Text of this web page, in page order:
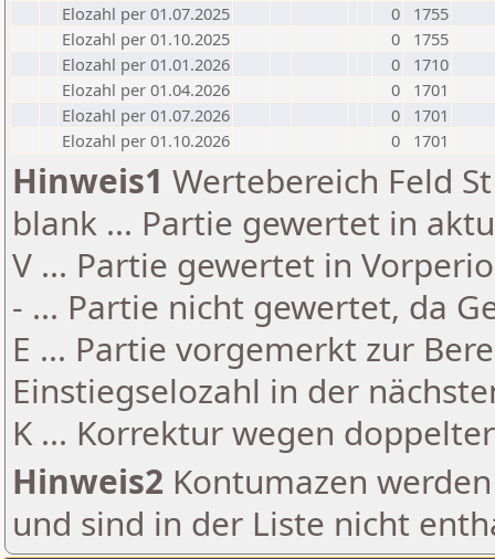
Elozahl per 01.07.2025
0
1755
Elozahl per 01.10.2025
0
1755
Elozahl per 01.01.2026
0
1710
Elozahl per 01.04.2026
0
1701
Elozahl per 01.07.2026
0
1701
Elozahl per 01.10.2026
0 1701
Hinweis1 Wertebereich Feld
blank ... Partie gewertet in
V ... Partie gewertet in
- ... Partie nicht gewertet, da
E ... Partie vorgemerkt zur
Einstiegselozahl in der
K ... Korrektur wegen
Hinweis2 Kontumazen
und sind in der Liste nicht